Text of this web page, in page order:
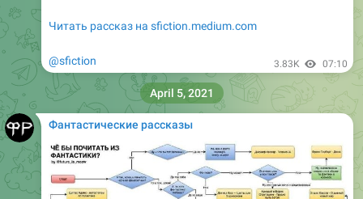
Читать рассказ на sfiction.medium.com
@sfiction 3.83K 07:10
Фантастические рассказы
April 5, 2021